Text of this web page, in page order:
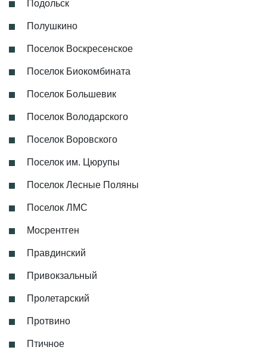
Подольск
Полушкино
Поселок Воскресенское
Поселок Биокомбината
Поселок Большевик
Поселок Володарского
Поселок Воровского
Поселок им. Цюрупы
Поселок Лесные Поляны
Поселок ЛМС
Мосрентген
Правдинский
Привокзальный
Пролетарский
Протвино
Птичное